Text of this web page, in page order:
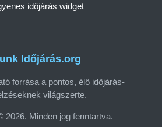
Időjárás.org
forrása a pontos, élő időjárás-
világszerte.
2026. Minden jog fenntartva.
időjárás widget